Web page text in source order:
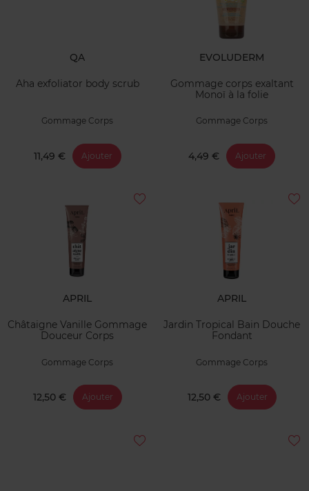
QA
Aha exfoliator body scrub
Gommage Corps
11,49 € Ajouter
EVOLUDERM
Gommage corps exaltant
Monoï à la folie
Gommage Corps
4,49 € Ajouter
APRIL
Châtaigne Vanille Gommage
Douceur Corps
Gommage Corps
12,50 € Ajouter
APRIL
Jardin Tropical Bain Douche
Fondant
Gommage Corps
12,50 € Ajouter